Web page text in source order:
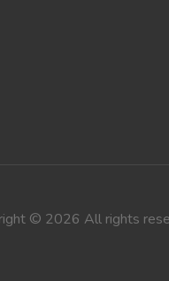
© 2026 All rights